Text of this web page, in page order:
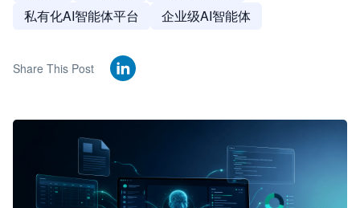
私有化AI智能体平台
企业级AI智能体
Share This Post